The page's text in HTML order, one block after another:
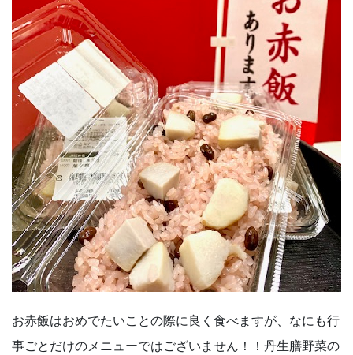
お赤飯はおめでたいことの際に良く食べますが、なにも行
事ごとだけのメニューではございません！！丹生膳野菜の